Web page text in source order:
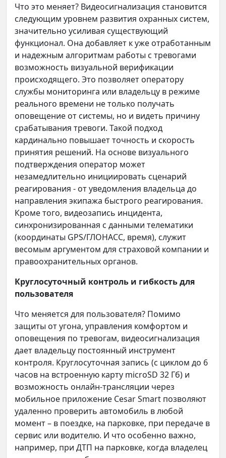
Что это меняет? Видеосигнализация становится
следующим уровнем развития охранных систем,
значительно усиливая существующий
функционал. Она добавляет к уже отработанным
и надежным алгоритмам работы с тревогами
возможность визуальной верификации
происходящего. Это позволяет оператору
службы мониторинга или владельцу в режиме
реального времени не только получать
оповещение от системы, но и видеть причину
срабатывания тревоги. Такой подход
кардинально повышает точность и скорость
принятия решений. На основе визуального
подтверждения оператор может
незамедлительно инициировать сценарий
реагирования - от уведомления владельца до
направления экипажа быстрого реагирования.
Кроме того, видеозапись инцидента,
синхронизированная с данными телематики
(координаты GPS/ГЛОНАСС, время), служит
весомым аргументом для страховой компании и
правоохранительных органов.
Круглосуточный контроль и гибкость для
пользователя
Что меняется для пользователя? Помимо
защиты от угона, управления комфортом и
оповещения по тревогам, видеосигнализация
дает владельцу постоянный инструмент
контроля. Круглосуточная запись (с циклом до 6
часов на встроенную карту microSD 32 Гб) и
возможность онлайн-трансляции через
мобильное приложение Cesar Smart позволяют
удаленно проверить автомобиль в любой
момент – в поездке, на парковке, при передаче в
сервис или водителю. И что особенно важно,
например, при ДТП на парковке, когда владелец